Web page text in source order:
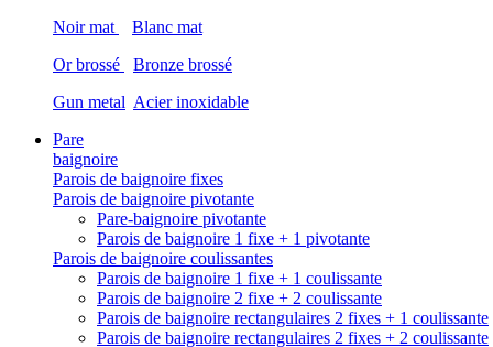
Noir mat
Blanc mat
Or brossé
Bronze brossé
Gun metal Acier inoxidable
Pare
baignoire
Parois de baignoire fixes
Parois de baignoire pivotante
Pare-baignoire pivotante
Parois de baignoire 1 fixe + 1 pivotante
Parois de baignoire coulissantes
Parois de baignoire 1 fixe + 1 coulissante
Parois de baignoire 2 fixe + 2 coulissante
Parois de baignoire rectangulaires 2 fixes + 1 coulissante
Parois de baignoire rectangulaires 2 fixes + 2 coulissante